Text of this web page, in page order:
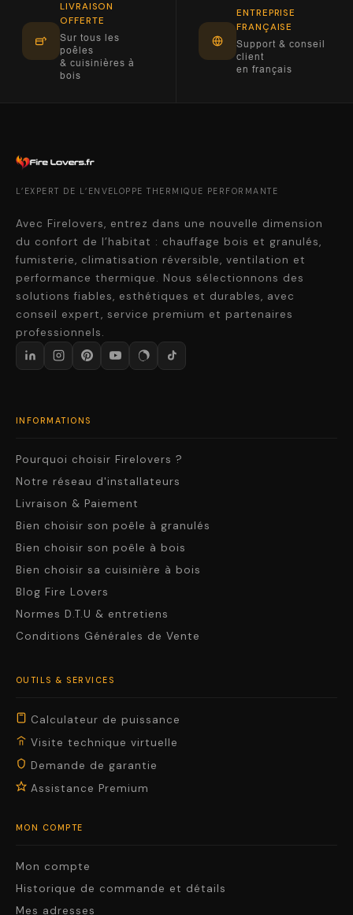
LIVRAISON
OFFERTE
Sur tous les
poêles
& cuisinières à
bois
ENTREPRISE
FRANÇAISE
Support & conseil
client
en français
L’EXPERT DE L’ENVELOPPE THERMIQUE PERFORMANTE
Avec Firelovers, entrez dans une nouvelle dimension
du confort de l’habitat : chauffage bois et granulés,
fumisterie, climatisation réversible, ventilation et
performance thermique. Nous sélectionnons des
solutions fiables, esthétiques et durables, avec
conseil expert, service premium et partenaires
professionnels.
INFORMATIONS
Pourquoi choisir Firelovers ?
Notre réseau d'installateurs
Livraison & Paiement
Bien choisir son poêle à granulés
Bien choisir son poêle à bois
Bien choisir sa cuisinière à bois
Blog Fire Lovers
Normes D.T.U & entretiens
Conditions Générales de Vente
OUTILS & SERVICES
Calculateur de puissance
Visite technique virtuelle
Demande de garantie
Assistance Premium
MON COMPTE
Mon compte
Historique de commande et détails
Mes adresses